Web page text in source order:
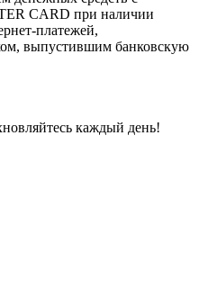
CARD при наличии
платежей,
выпустившим банковскую
каждый день!